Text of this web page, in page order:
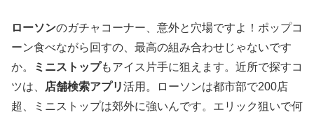
ローソンのガチャコーナー、意外と穴場ですよ！ポップコ
ーン食べながら回すの、最高の組み合わせじゃないです
か。
ミニストップもアイス片手に狙えます。近所で探すコ
ツは、
店舗検索アプリ活用。ローソンは都市部で200店
超、ミニストップは郊外に強いんです。エリック狙いで何